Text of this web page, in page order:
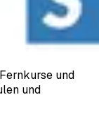
und
und